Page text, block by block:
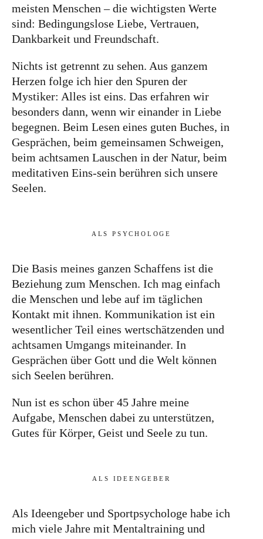
meisten Menschen – die wichtigsten Werte
sind: Bedingungslose Liebe, Vertrauen,
Dankbarkeit und Freundschaft.
Nichts ist getrennt zu sehen. Aus ganzem
Herzen folge ich hier den Spuren der
Mystiker: Alles ist eins. Das erfahren wir
besonders dann, wenn wir einander in Liebe
begegnen. Beim Lesen eines guten Buches, in
Gesprächen, beim gemeinsamen Schweigen,
beim achtsamen Lauschen in der Natur, beim
meditativen Eins-sein berühren sich unsere
Seelen.
ALS PSYCHOLOGE
Die Basis meines ganzen Schaffens ist die
Beziehung zum Menschen. Ich mag einfach
die Menschen und lebe auf im täglichen
Kontakt mit ihnen. Kommunikation ist ein
wesentlicher Teil eines wertschätzenden und
achtsamen Umgangs miteinander. In
Gesprächen über Gott und die Welt können
sich Seelen berühren.
Nun ist es schon über 45 Jahre meine
Aufgabe, Menschen dabei zu unterstützen,
Gutes für Körper, Geist und Seele zu tun.
ALS IDEENGEBER
Als Ideengeber und Sportpsychologe habe ich
mich viele Jahre mit Mentaltraining und